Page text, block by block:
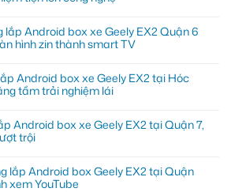
lắp Android box xe Geely EX2 Quận 6
hình zin thành smart TV
Android box xe Geely EX2 tại Hóc
tầm trải nghiệm lái
Android box xe Geely EX2 tại Quận 7,
trội
lắp Android box Geely EX2 tại Quận
xem YouTube